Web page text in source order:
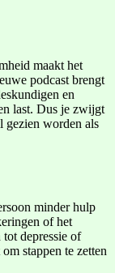
maakt het
podcast brengt
en
last. Dus je zwijgt
worden als
minder hulp
of het
depressie of
stappen te zetten